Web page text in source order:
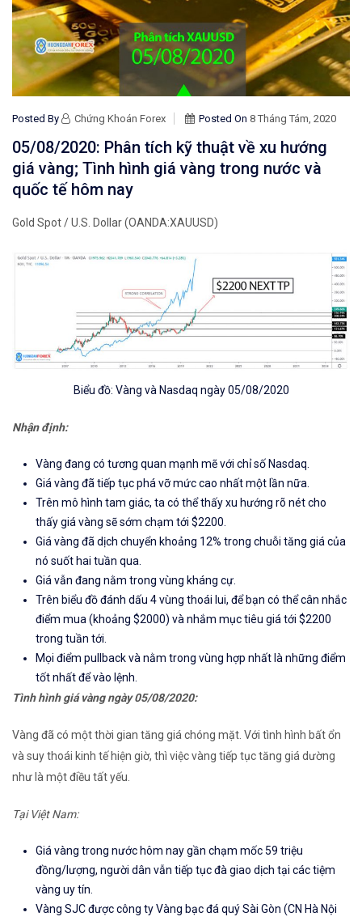
Posted By Chứng Khoán Forex Posted On 8 Tháng Tám, 2020
05/08/2020: Phân tích kỹ thuật về xu hướng
giá vàng; Tình hình giá vàng trong nước và
quốc tế hôm nay
Gold Spot / U.S. Dollar (OANDA:XAUUSD)
Biểu đồ: Vàng và Nasdaq ngày 05/08/2020
Nhận định:
Vàng đang có tương quan mạnh mẽ với chỉ số Nasdaq.
Giá vàng đã tiếp tục phá vỡ mức cao nhất một lần nữa.
Trên mô hình tam giác, ta có thể thấy xu hướng rõ nét cho
thấy giá vàng sẽ sớm chạm tới $2200.
Giá vàng đã dịch chuyển khoảng 12% trong chuỗi tăng giá của
nó suốt hai tuần qua.
Giá vẫn đang nằm trong vùng kháng cự.
Trên biểu đồ đánh dấu 4 vùng thoái lui, để bạn có thể cân nhắc
điểm mua (khoảng $2000) và nhắm mục tiêu giá tới $2200
trong tuần tới.
Mọi điểm pullback và nằm trong vùng hợp nhất là những điểm
tốt nhất để vào lệnh.
Tình hình giá vàng ngày 05/08/2020:
Vàng đã có một thời gian tăng giá chóng mặt. Với tình hình bất ổn
và suy thoái kinh tế hiện giờ, thì việc vàng tiếp tục tăng giá dường
như là một điều tất yếu.
Tại Việt Nam:
Giá vàng trong nước hôm nay gần chạm mốc 59 triệu
đồng/lượng, người dân vẫn tiếp tục đà giao dịch tại các tiệm
vàng uy tín.
Vàng SJC được công ty Vàng bạc đá quý Sài Gòn (CN Hà Nội